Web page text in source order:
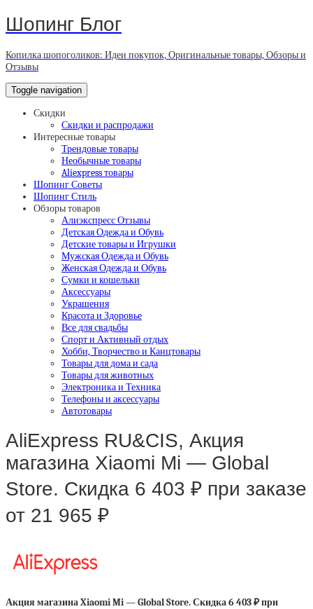
Шопинг Блог
Копилка шопоголиков: Идеи покупок, Оригинальные товары, Обзоры и
Отзывы
Toggle navigation
Скидки
Скидки и распродажи
Интересные товары
Трендовые товары
Необычные товары
Aliexpress товары
Шопинг Советы
Шопинг Стиль
Обзоры товаров
Алиэкспресс Отзывы
Детская Одежда и Обувь
Детские товары и Игрушки
Мужская Одежда и Обувь
Женская Одежда и Обувь
Сумки и кошельки
Аксессуары
Украшения
Красота и Здоровье
Все для свадьбы
Спорт и Активный отдых
Хобби, Творчество и Канцтовары
Товары для дома и сада
Товары для животных
Электроника и Техника
Телефоны и аксессуары
Автотовары
AliExpress RU&CIS, Акция
магазина Xiaomi Mi — Global
Store. Скидка 6 403 ₽ при заказе
от 21 965 ₽
Акция магазина Xiaomi Mi — Global Store. Скидка 6 403 ₽ при